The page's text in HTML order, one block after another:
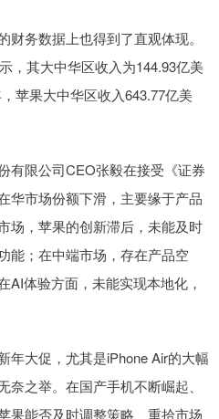
务数据上也得到了直观体现。
，其大中华区收入为144.93亿美
苹果大中华区收入643.77亿美
限公司CEO张毅在接受《证券
华市场份额下滑，主要缘于产品
场，苹果的创新滞后，未能及时
能；在中端市场，存在产品空
AI体验方面，未能实现本地化，
大促，尤其是iPhone Air的大幅
之举。在国产手机不断崛起、
果能否及时调整策略、重拾市场